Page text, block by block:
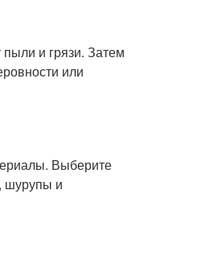
пыли и грязи. Затем
или
Выберите
шурупы и